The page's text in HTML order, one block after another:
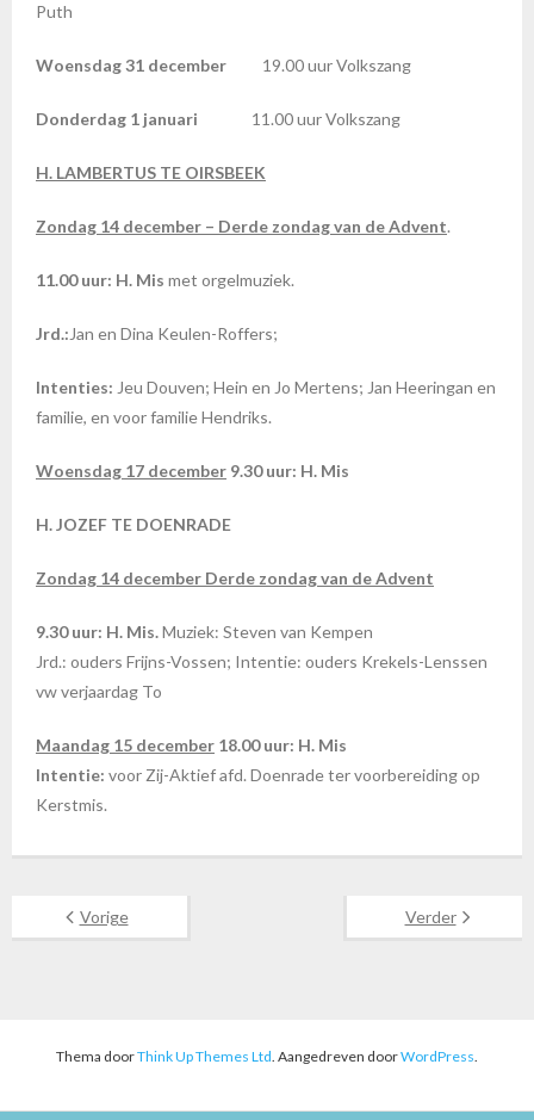
Puth
Woensdag 31 december 19.00 uur Volkszang
Donderdag 1 januari 11.00 uur Volkszang
H. LAMBERTUS TE OIRSBEEK
Zondag 14 december – Derde zondag van de Advent.
11.00 uur: H. Mis met orgelmuziek.
Jrd.: Jan en Dina Keulen-Roffers;
Intenties: Jeu Douven; Hein en Jo Mertens; Jan Heeringan en
familie, en voor familie Hendriks.
Woensdag 17 december 9.30 uur: H. Mis
H. JOZEF TE DOENRADE
Zondag 14 december Derde zondag van de Advent
9.30 uur: H. Mis.Muziek: Steven van Kempen
Jrd.: ouders Frijns-Vossen; Intentie: ouders Krekels-Lenssen
vw verjaardag To
Maandag 15 december 18.00 uur: H. Mis
Intentie: voor Zij-Aktief afd. Doenrade ter voorbereiding op
Kerstmis.
Vorige Verder
Thema doorThink Up Themes Ltd. Aangedreven doorWordPress.